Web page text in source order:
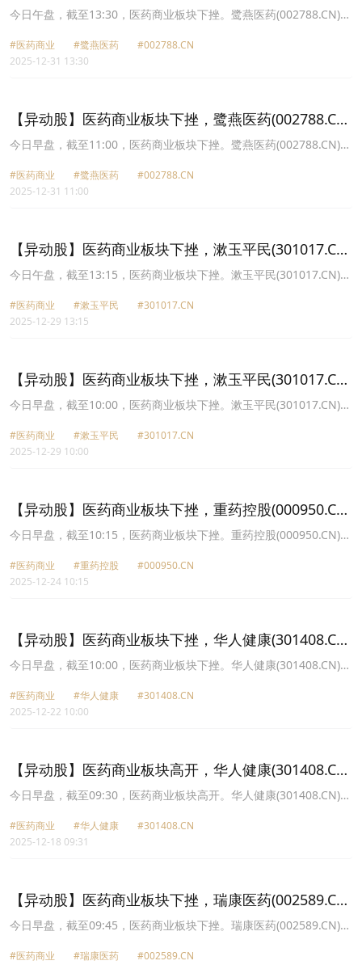
跌9.99%
今日午盘，截至13:30，医药商业板块下挫。鹭燕医药(002788.CN)跌
维康(301126.CN)跌5.88%报12.32元，药易购(300937.CN)跌4.07%
报34.2元，英特集团(000411.CN)跌3.48%报12.77元，建发致新
#医药商业 #鹭燕医药
#002788.CN
2025-12-31 13:30
【异动股】医药商业板块下挫，鹭燕医药(002788.CN)
跌9.99%
今日早盘，截至11:00，医药商业板块下挫。鹭燕医药(002788.CN)跌
中国(603122.CN)跌4.27%报24.89元，英特集团(000411.CN)跌
4.08%报12.69元，药易购(300937.CN)跌3.98%报34.23元，建发致
#医药商业 #鹭燕医药
#002788.CN
2025-12-31 11:00
【异动股】医药商业板块下挫，漱玉平民(301017.CN)
跌17.76%
今日午盘，截至13:15，医药商业板块下挫。漱玉平民(301017.CN)跌
维康(301126.CN)跌6.36%报12.51元，英特集团(000411.CN)跌
6.07%报12.08元，药易购(300937.CN)跌5.70%报33.08元，华人健
#医药商业 #漱玉平民
#301017.CN
2025-12-29 13:15
【异动股】医药商业板块下挫，漱玉平民(301017.CN)
跌15.23%
今日早盘，截至10:00，医药商业板块下挫。漱玉平民(301017.CN)跌
集团(000411.CN)跌4.74%报12.25元，华人健康(301408.CN)跌
4.68%报18.54元，达嘉维康(301126.CN)跌3.97%报12.83元，药易
#医药商业 #漱玉平民
#301017.CN
2025-12-29 10:00
【异动股】医药商业板块下挫，重药控股(000950.CN)
跌6.1%
今日早盘，截至10:15，医药商业板块下挫。重药控股(000950.CN)跌
国(603122.CN)跌3.83%报24.13元，药易购(300937.CN)跌3.30%报
34.25元，漱玉平民(301017.CN)跌3.24%报17.93元，海王生物
#医药商业 #重药控股
#000950.CN
2025-12-24 10:15
【异动股】医药商业板块下挫，华人健康(301408.CN)
跌9.01%
今日早盘，截至10:00，医药商业板块下挫。华人健康(301408.CN)跌
国(603122.CN)跌8.01%报26.77元，重药控股(000950.CN)跌3.36%
报6.61元，药易购(300937.CN)跌2.59%报33.81元，达嘉维康
#医药商业 #华人健康
#301408.CN
2025-12-22 10:00
【异动股】医药商业板块高开，华人健康(301408.CN)
涨18.02%
今日早盘，截至09:30，医药商业板块高开。华人健康(301408.CN)涨
平民(301017.CN)涨9.12%报16.4元，达嘉维康(301126.CN)涨7.03%
报13.25元，重药控股(000950.CN)涨6.73%报6.66元，药易购
#医药商业 #华人健康
#301408.CN
2025-12-18 09:31
【异动股】医药商业板块下挫，瑞康医药(002589.CN)
跌10.02%
今日早盘，截至09:45，医药商业板块下挫。瑞康医药(002589.CN)跌
业(600272.CN)跌4.79%报16.09元，人民同泰(600829.CN)跌4.52%
#医药商业 #瑞康医药
#002589.CN